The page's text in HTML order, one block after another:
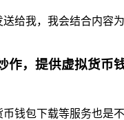
给我，我会结合内容
，提供虚拟货币
钱包下载等服务也是